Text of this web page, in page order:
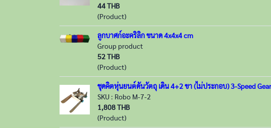
44 THB
(Product)
ลูกบาศก์อะคริลิก ขนาด 4x4x4 cm
Group product
52 THB
(Product)
ชุดคิตหุ่นยนต์ดันวัตถุ เดิน 4+2 ขา (ไม่ประกอบ) 3-Speed
SKU : Robo M-7-2
1,808 THB
(Product)